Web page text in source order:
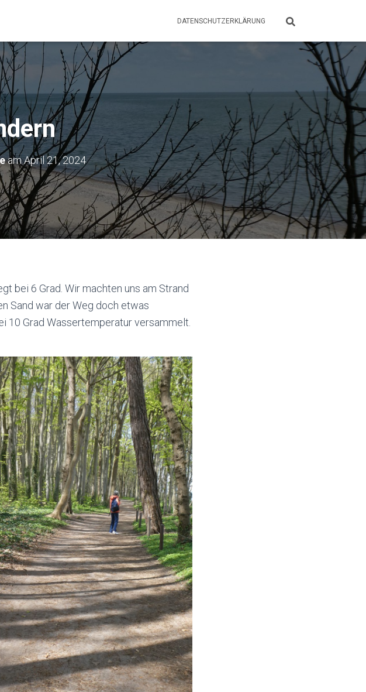
DATENSCHUTZERKLÄRUNG
amApril 21, 2024
bei 6 Grad. Wir machten uns am Strand
Sand war der Weg doch etwas
10 Grad Wassertemperatur versammelt.